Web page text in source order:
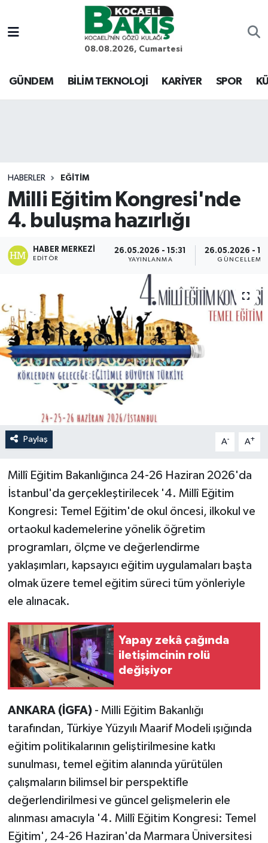
08.08.2026, Cumartesi
GÜNDEM BİLİM TEKNOLOJİ KARİYER SPOR
HABERLER EĞİTİM
Milli Eğitim Kongresi'nde
4. buluşma hazırlığı
HABER MERKEZI
EDITÖR
26.05.2026 - 15:31
YAYINLANMA
26.05.2026 -
GÜNCELLEME
Paylaş A- A+
Millî Eğitim Bakanlığınca 24-26 Haziran 2026'da
İstanbul'da gerçekleştirilecek '4. Millî Eğitim
Kongresi: Temel Eğitim'de okul öncesi, ilkokul ve
ortaokul kademelerine yönelik öğretim
programları, ölçme ve değerlendirme
yaklaşımları, kapsayıcı eğitim uygulamaları başta
olmak üzere temel eğitim süreci tüm yönleriyle
ele alınacak.
Yapay zekâ çağında
iletişimcinin rolü
değişiyor
ANKARA (İGFA) - Milli Eğitim Bakanlığı
tarafından, Türkiye Yüzyılı Maarif Modeli ışığında
eğitim politikalarının geliştirilmesine katkı
sunulması, temel eğitim alanında yürütülen
çalışmaların bilimsel bir perspektifle
değerlendirilmesi ve güncel gelişmelerin ele
alınması amacıyla '4. Millî Eğitim Kongresi: Temel
Eğitim', 24-26 Haziran'da Marmara Üniversitesi
Kocaeli Nöbetçi Eczaneler
Kocaeli Hava Durumu
Son Dakika Haberleri
Haber Arşivi